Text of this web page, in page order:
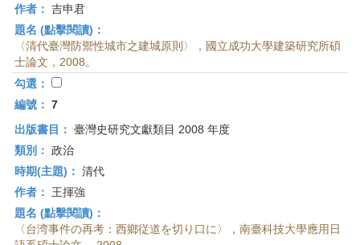
作者： 吉申君
題名 (點擊閱讀)：
〈清代臺灣防禦性城市之建城原則〉，國立成功大學建築研究所碩
士論文，2008。
勾選：
編號： 7
出版書目： 臺灣史研究文獻類目 2008 年度
類別： 政治
時期(主題)： 清代
作者：
王揮強
題名 (點擊閱讀)：
〈台湾事件の再考：西鄉従道を切り口に〉，南臺科技大學應用日